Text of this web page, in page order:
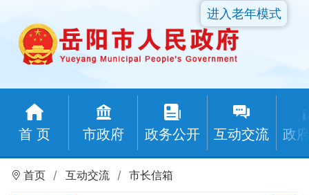
首 页 市政府 政务公开 互动交流 政
进入老年模式
首页 互动交流 市长信箱